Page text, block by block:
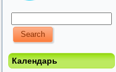
Календарь